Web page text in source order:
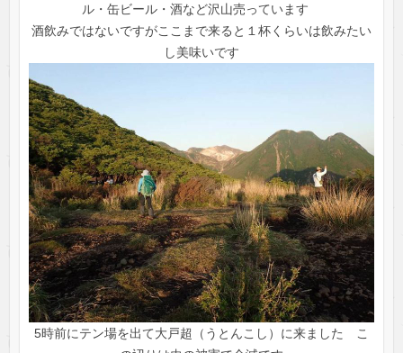
ル・缶ビール・酒など沢山売っています
酒飲みではないですがここまで来ると１杯くらいは飲みたい
し美味いです
5時前にテン場を出て大戸超（うとんこし）に来ました こ